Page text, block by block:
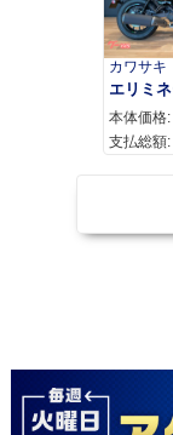
カワサキ
本体価格:
支払総額: